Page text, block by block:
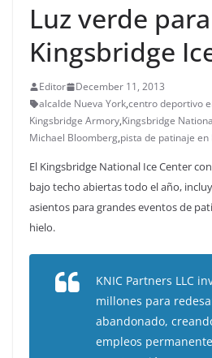
Luz verde
Kingsbridge
Editor
December 11, 2013
alcalde Nueva York,centro deportivo
Kingsbridge Armory,Kingsbridge
Michael Bloomberg,pista de patinaje en
El Kingsbridge National Ice Center
bajo techo abiertas todo el año,
asientos para grandes eventos de
hielo.
KNIC Partners LLC
millones para
abandonado,
empleos